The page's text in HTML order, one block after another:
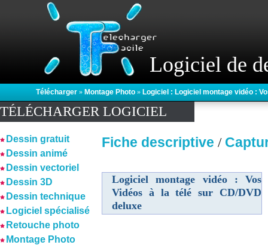
Logiciel de
Télécharger » Montage Photo » Logiciel : Logiciel montage vidéo :
TÉLÉCHARGER LOGICIEL
Dessin gratuit
Dessin animé
Dessin vectoriel
Dessin 3D
Dessin technique
Logiciel spécialisé
Retouche photo
Montage Photo
Fiche descriptive /
Logiciel montage vidéo : Vos
Vidéos à la télé sur CD/DVD
deluxe